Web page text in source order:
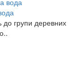
групи деревних